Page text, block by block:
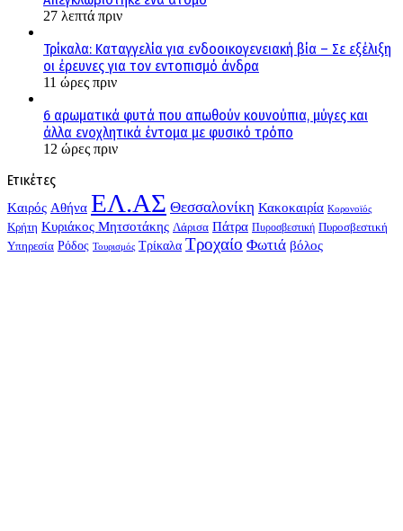
27 λεπτά πριν
Τρίκαλα: Καταγγελία για ενδοοικογενειακή βία – Σε εξέλιξη
οι έρευνες για τον εντοπισμό άνδρα
11 ώρες πριν
6 αρωματικά φυτά που απωθούν κουνούπια, μύγες και
άλλα ενοχλητικά έντομα με φυσικό τρόπο
12 ώρες πριν
Ετικέτες
Kαιρός Αθήνα ΕΛ.ΑΣ Θεσσαλονίκη Κακοκαιρία Κορονοϊός
Κρήτη Κυριάκος Μητσοτάκης Λάρισα Πάτρα Πυροσβεστική Πυροσβεστική
Υπηρεσία Ρόδος Τουρισμός Τρίκαλα Τροχαίο Φωτιά βόλος